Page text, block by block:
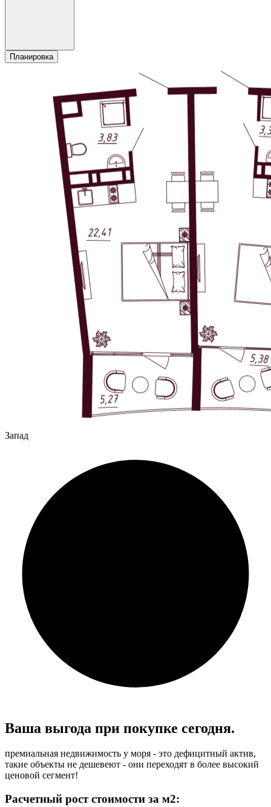
Планировка
Запад
Ваша выгода при покупке сегодня.
премиальная недвижимость у моря - это дефицитный актив,
такие объекты не дешевеют - они переходят в более высокий
ценовой сегмент!
Расчетный рост стоимости за м2: